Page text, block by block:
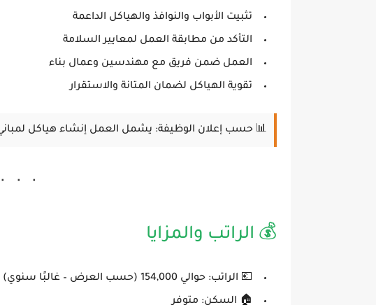
تثبيت الأبواب والنوافذ والهياكل الداعمة
التأكد من مطابقة العمل لمعايير السلامة
العمل ضمن فريق مع مهندسين وعمال بناء
تقوية الهياكل لضمان المتانة والاستقرار
📊 حسب إعلان الوظيفة: يشمل العمل إنشاء هياكل
💰 الراتب والمزايا
💶 الراتب: حوالي 154,000 (حسب العرض – غالبًا سنوي)
🏠 السكن: متوفر